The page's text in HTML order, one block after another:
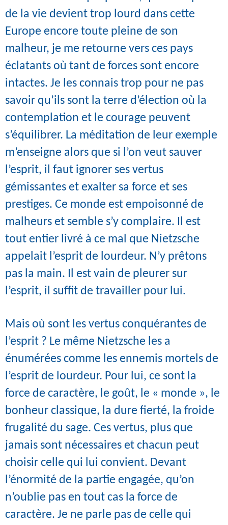
de la vie devient trop lourd dans cette
Europe encore toute pleine de son
malheur, je me retourne vers ces pays
éclatants où tant de forces sont encore
intactes. Je les connais trop pour ne pas
savoir qu’ils sont la terre d’élection où la
contemplation et le courage peuvent
s’équilibrer. La méditation de leur exemple
m’enseigne alors que si l’on veut sauver
l’esprit, il faut ignorer ses vertus
gémissantes et exalter sa force et ses
prestiges. Ce monde est empoisonné de
malheurs et semble s’y complaire. Il est
tout entier livré à ce mal que Nietzsche
appelait l’esprit de lourdeur. N’y prêtons
pas la main. Il est vain de pleurer sur
l’esprit, il suffit de travailler pour lui.
Mais où sont les vertus conquérantes de
l’esprit ? Le même Nietzsche les a
énumérées comme les ennemis mortels de
l’esprit de lourdeur. Pour lui, ce sont la
force de caractère, le goût, le « monde », le
bonheur classique, la dure fierté, la froide
frugalité du sage. Ces vertus, plus que
jamais sont nécessaires et chacun peut
choisir celle qui lui convient. Devant
l’énormité de la partie engagée, qu’on
n’oublie pas en tout cas la force de
caractère. Je ne parle pas de celle qui